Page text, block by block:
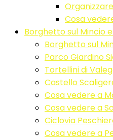
Cosa
Borghetto sul Mincio
Borghetto sul
Parco Giardino
Tortellini di
Castello
Cosa vedere a
Cosa vedere a
Ciclovia
Cosa vedere a